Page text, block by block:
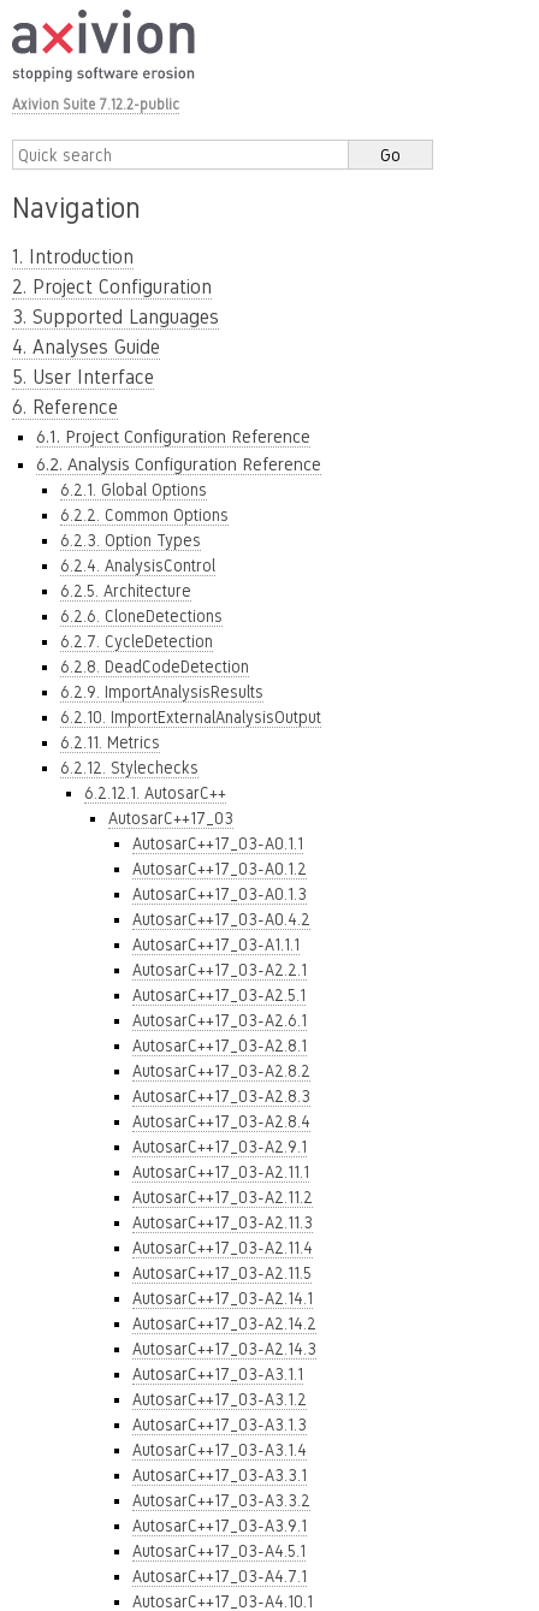
Axivion Suite 7.12.2-public
Navigation
1. Introduction
2. Project Configuration
3. Supported Languages
4. Analyses Guide
5. User Interface
6. Reference
6.1. Project Configuration Reference
6.2. Analysis Configuration Reference
6.2.1. Global Options
6.2.2. Common Options
6.2.3. Option Types
6.2.4. AnalysisControl
6.2.5. Architecture
6.2.6. CloneDetections
6.2.7. CycleDetection
6.2.8. DeadCodeDetection
6.2.9. ImportAnalysisResults
6.2.10. ImportExternalAnalysisOutput
6.2.11. Metrics
6.2.12. Stylechecks
6.2.12.1. AutosarC++
AutosarC++17_03
AutosarC++17_03-A0.1.1
AutosarC++17_03-A0.1.2
AutosarC++17_03-A0.1.3
AutosarC++17_03-A0.4.2
AutosarC++17_03-A1.1.1
AutosarC++17_03-A2.2.1
AutosarC++17_03-A2.5.1
AutosarC++17_03-A2.6.1
AutosarC++17_03-A2.8.1
AutosarC++17_03-A2.8.2
AutosarC++17_03-A2.8.3
AutosarC++17_03-A2.8.4
AutosarC++17_03-A2.9.1
AutosarC++17_03-A2.11.1
AutosarC++17_03-A2.11.2
AutosarC++17_03-A2.11.3
AutosarC++17_03-A2.11.4
AutosarC++17_03-A2.11.5
AutosarC++17_03-A2.14.1
AutosarC++17_03-A2.14.2
AutosarC++17_03-A2.14.3
AutosarC++17_03-A3.1.1
AutosarC++17_03-A3.1.2
AutosarC++17_03-A3.1.3
AutosarC++17_03-A3.1.4
AutosarC++17_03-A3.3.1
AutosarC++17_03-A3.3.2
AutosarC++17_03-A3.9.1
AutosarC++17_03-A4.5.1
AutosarC++17_03-A4.7.1
AutosarC++17_03-A4.10.1